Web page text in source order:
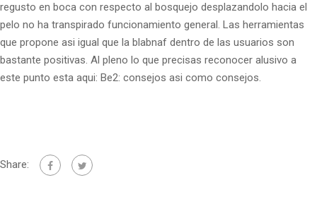
regusto en boca con respecto al bosquejo desplazandolo hacia el
pelo no ha transpirado funcionamiento general. Las herramientas
que propone asi­ igual que la blabnaf dentro de las usuarios son
bastante positivas. Al pleno lo que precisas reconocer alusivo a
este punto esta aqui: Be2: consejos asi­ como consejos.
Share: